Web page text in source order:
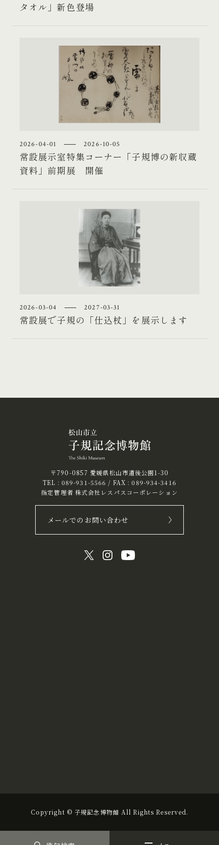
タオル」新色登場
常設展示室特集コーナー「子規博の新収蔵
資料」前期展 開催
2026-04-01 2026-10-05
常設展で子規の「仕込杖」を展示します
2026-03-04 2027-03-31
〒790-0857 愛媛県松山市道後公園1-30
TEL : 089-931-5566 / FAX : 089-934-3416
指定管理者 株式会社レスパスコーポレーション
メールでのお問い合わせ
Copyright © 子規記念博物館 All Rights Reserved.